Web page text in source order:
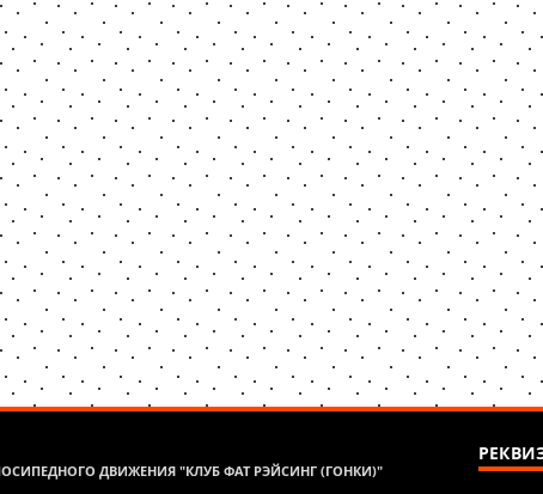
ДВИЖЕНИЯ "КЛУБ ФАТ РЭЙСИНГ (ГОНКИ)"